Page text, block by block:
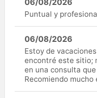
Puntual y
06/08/2026
Estoy de
encontré este sitio;
en una consulta
Recomiendo mucho